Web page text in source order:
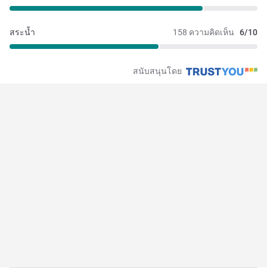
158 ความคิดเห็น 6/10
สระน้ำ
สนับสนุนโดย